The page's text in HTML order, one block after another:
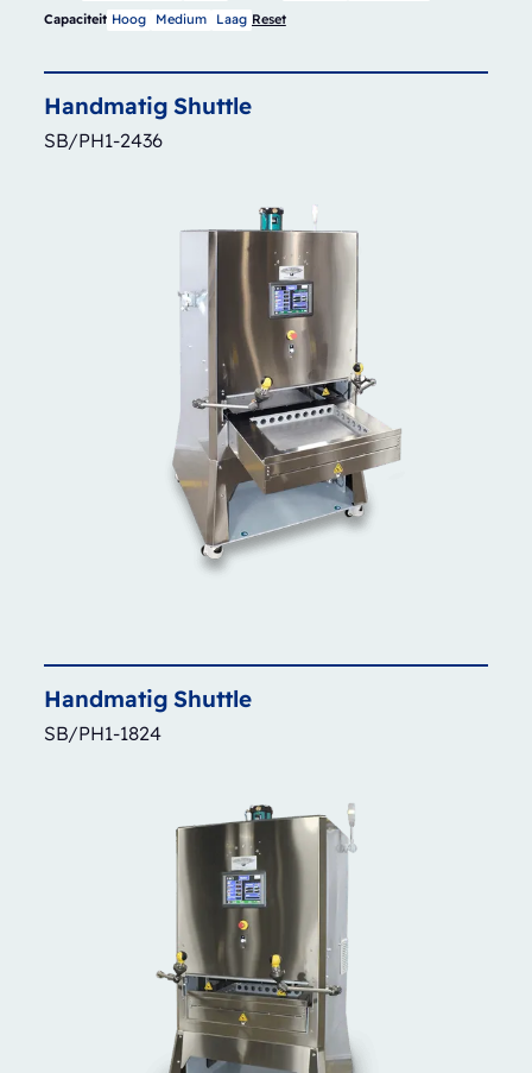
Capaciteit Hoog Medium Laag Reset
Handmatig Shuttle
SB/PH1-2436
Handmatig Shuttle
SB/PH1-1824